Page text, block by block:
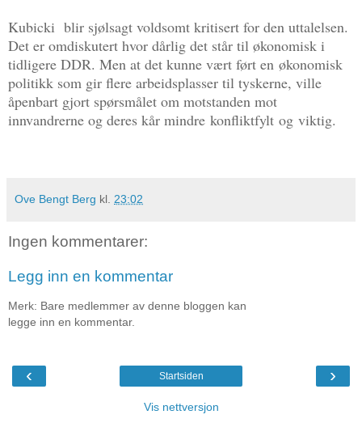
Kubicki blir sjølsagt voldsomt kritisert for den uttalelsen.
Det er omdiskutert hvor dårlig det står til økonomisk i
tidligere DDR. Men at det kunne vært ført en økonomisk
politikk som gir flere arbeidsplasser til tyskerne, ville
åpenbart gjort spørsmålet om motstanden mot
innvandrerne og deres kår mindre konfliktfylt og viktig.
Ove Bengt Berg kl. 23:02
Ingen kommentarer:
Legg inn en kommentar
Merk: Bare medlemmer av denne bloggen kan
legge inn en kommentar.
‹ ›
Startsiden
Vis nettversjon